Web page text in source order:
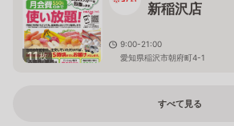
11枚
新稲沢店
9:00-21:00
愛知県稲沢市朝府町4-1
すべて見る